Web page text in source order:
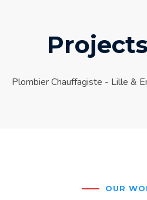
Plombier Chauffagiste - Lille &
OUR